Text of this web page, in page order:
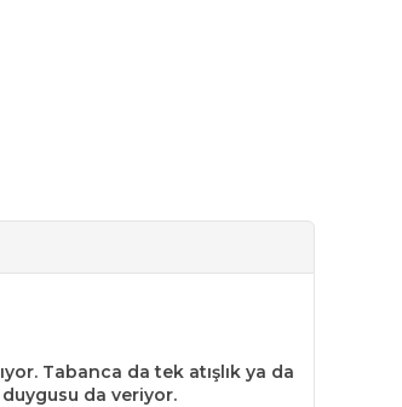
Tabanca da tek atışlık ya da
da veriyor.